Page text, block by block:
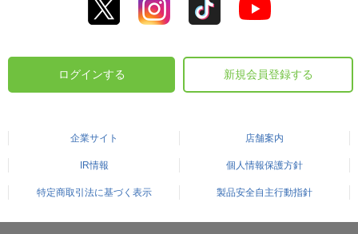
ログインする 新規会員登録する
企業サイト 店舗案内
IR情報 個人情報保護方針
特定商取引法に基づく表示 製品安全自主行動指針